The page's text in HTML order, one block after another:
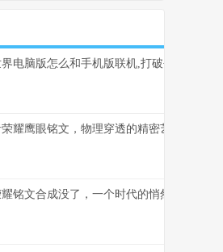
电脑版怎么和手机版联机,打破平台壁垒的
荣耀鹰眼铭文，物理穿透的精密艺术》副
铭文合成没了，一个时代的悄然落幕